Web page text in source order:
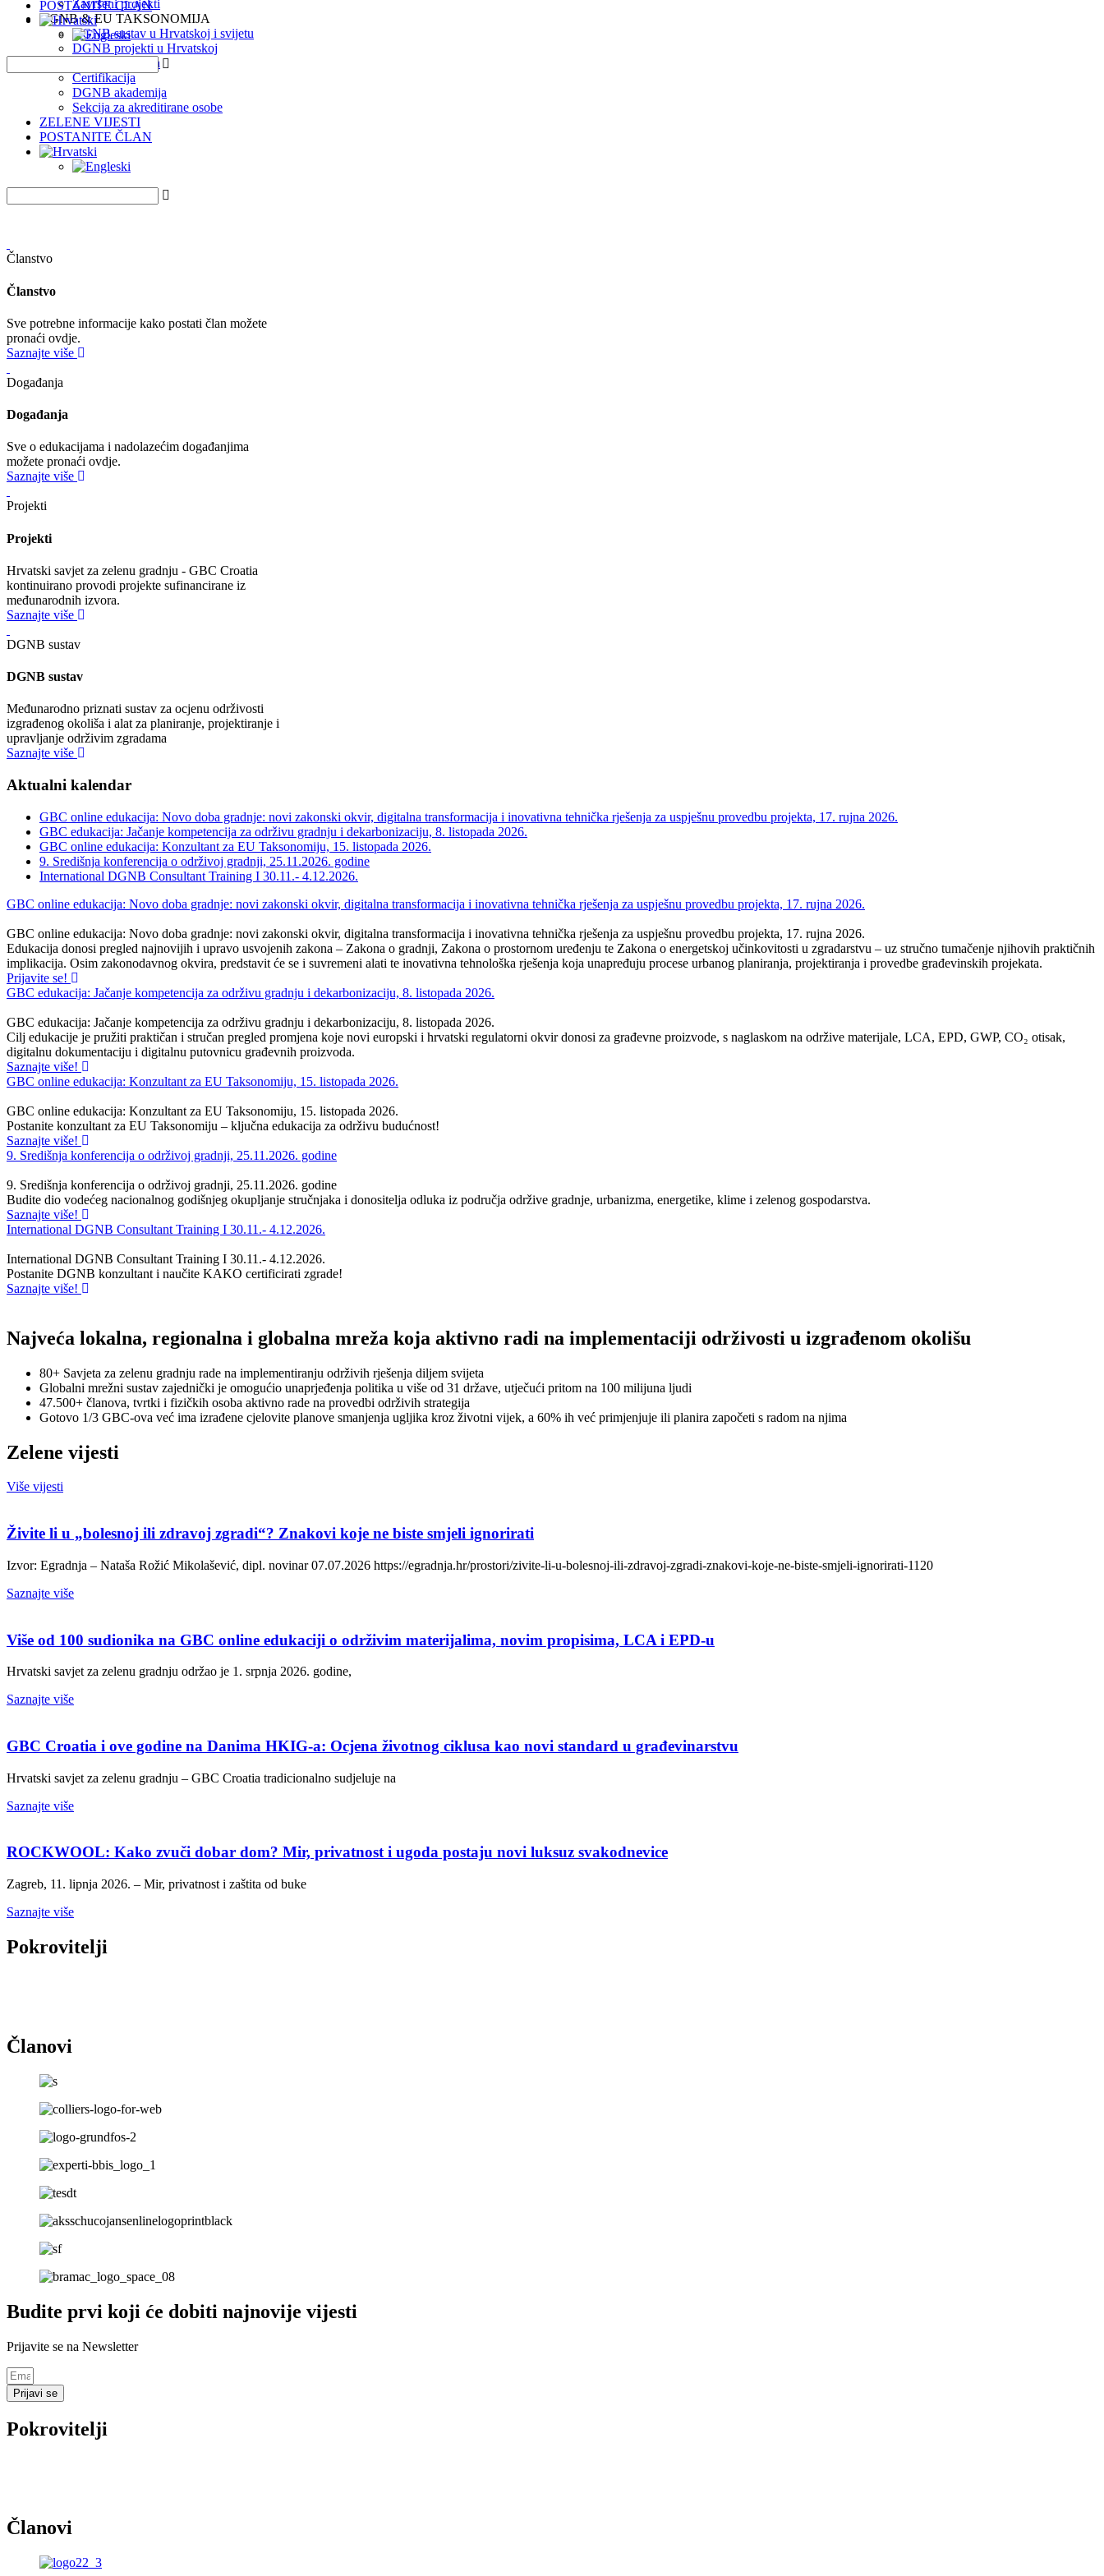
Završeni projekti
DGNB & EU TAKSONOMIJA
DGNB sustav u Hrvatskoj i svijetu
DGNB projekti u Hrvatskoj
EU Taksonomija
Certifikacija
DGNB akademija
Sekcija za akreditirane osobe
ZELENE VIJESTI
POSTANITE ČLAN
POSTANITE ČLAN
Članstvo
Članstvo
Sve potrebne informacije kako postati član možete
pronaći ovdje.
Saznajte više
Događanja
Događanja
Sve o edukacijama i nadolazećim događanjima
možete pronaći ovdje.
Saznajte više
Projekti
Projekti
Hrvatski savjet za zelenu gradnju - GBC Croatia
kontinuirano provodi projekte sufinancirane iz
međunarodnih izvora.
Saznajte više
DGNB sustav
DGNB sustav
Međunarodno priznati sustav za ocjenu održivosti
izgrađenog okoliša i alat za planiranje, projektiranje i
upravljanje održivim zgradama
Saznajte više
Aktualni kalendar
GBC online edukacija: Novo doba gradnje: novi zakonski okvir, digitalna transformacija i inovativna tehnička rješenja za uspješnu provedbu projekta, 17. rujna 2026.
GBC edukacija: Jačanje kompetencija za održivu gradnju i dekarbonizaciju, 8. listopada 2026.
GBC online edukacija: Konzultant za EU Taksonomiju, 15. listopada 2026.
9. Središnja konferencija o održivoj gradnji, 25.11.2026. godine
International DGNB Consultant Training I 30.11.- 4.12.2026.
GBC online edukacija: Novo doba gradnje: novi zakonski okvir, digitalna transformacija i inovativna tehnička rješenja za uspješnu provedbu projekta, 17. rujna 2026.
GBC online edukacija: Novo doba gradnje: novi zakonski okvir, digitalna transformacija i inovativna tehnička rješenja za uspješnu provedbu projekta, 17. rujna 2026.
Edukacija donosi pregled najnovijih i upravo usvojenih zakona – Zakona o gradnji, Zakona o prostornom uređenju te Zakona o energetskoj učinkovitosti u zgradarstvu – uz stručno tumačenje njihovih praktičnih
implikacija. Osim zakonodavnog okvira, predstavit će se i suvremeni alati te inovativna tehnološka rješenja koja unapređuju procese urbanog planiranja, projektiranja i provedbe građevinskih projekata.
Prijavite se!
GBC edukacija: Jačanje kompetencija za održivu gradnju i dekarbonizaciju, 8. listopada 2026.
GBC edukacija: Jačanje kompetencija za održivu gradnju i dekarbonizaciju, 8. listopada 2026.
Cilj edukacije je pružiti praktičan i stručan pregled promjena koje novi europski i hrvatski regulatorni okvir donosi za građevne proizvode, s naglaskom na održive materijale, LCA, EPD, GWP, CO₂ otisak,
digitalnu dokumentaciju i digitalnu putovnicu građevnih proizvoda.
Saznajte više!
GBC online edukacija: Konzultant za EU Taksonomiju, 15. listopada 2026.
GBC online edukacija: Konzultant za EU Taksonomiju, 15. listopada 2026.
Postanite konzultant za EU Taksonomiju – ključna edukacija za održivu budućnost!
Saznajte više!
9. Središnja konferencija o održivoj gradnji, 25.11.2026. godine
9. Središnja konferencija o održivoj gradnji, 25.11.2026. godine
Budite dio vodećeg nacionalnog godišnjeg okupljanje stručnjaka i donositelja odluka iz područja održive gradnje, urbanizma, energetike, klime i zelenog gospodarstva.
Saznajte više!
International DGNB Consultant Training I 30.11.- 4.12.2026.
International DGNB Consultant Training I 30.11.- 4.12.2026.
Postanite DGNB konzultant i naučite KAKO certificirati zgrade!
Saznajte više!
Najveća lokalna, regionalna i globalna mreža koja aktivno radi na implementaciji održivosti u izgrađenom okolišu
80+ Savjeta za zelenu gradnju rade na implementiranju održivih rješenja diljem svijeta
Globalni mrežni sustav zajednički je omogućio unaprjeđenja politika u više od 31 države, utječući pritom na 100 milijuna ljudi
47.500+ članova, tvrtki i fizičkih osoba aktivno rade na provedbi održivih strategija
Gotovo 1/3 GBC-ova već ima izrađene cjelovite planove smanjenja ugljika kroz životni vijek, a 60% ih već primjenjuje ili planira započeti s radom na njima
Zelene vijesti
Više vijesti
Živite li u „bolesnoj ili zdravoj zgradi“? Znakovi koje ne biste smjeli ignorirati
Izvor: Egradnja – Nataša Rožić Mikolašević, dipl. novinar 07.07.2026 https://egradnja.hr/prostori/zivite-li-u-bolesnoj-ili-zdravoj-zgradi-znakovi-koje-ne-biste-smjeli-ignorirati-1120
Saznajte više
Više od 100 sudionika na GBC online edukaciji o održivim materijalima, novim propisima, LCA i EPD-u
Hrvatski savjet za zelenu gradnju održao je 1. srpnja 2026. godine,
Saznajte više
GBC Croatia i ove godine na Danima HKIG-a: Ocjena životnog ciklusa kao novi standard u građevinarstvu
Hrvatski savjet za zelenu gradnju – GBC Croatia tradicionalno sudjeluje na
Saznajte više
ROCKWOOL: Kako zvuči dobar dom? Mir, privatnost i ugoda postaju novi luksuz svakodnevice
Zagreb, 11. lipnja 2026. – Mir, privatnost i zaštita od buke
Saznajte više
Pokrovitelji
Članovi
Budite prvi koji će dobiti najnovije vijesti
Prijavite se na Newsletter
Prijavi se
Pokrovitelji
Članovi